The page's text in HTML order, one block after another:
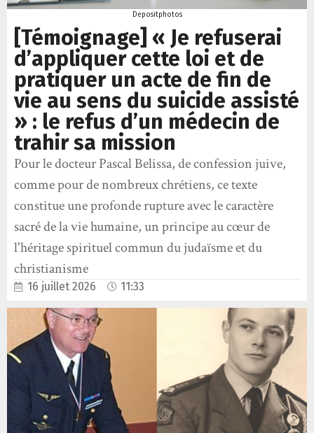
Depositphotos
[Témoignage] « Je refuserai
d’appliquer cette loi et de
pratiquer un acte de fin de
vie au sens du suicide assisté
» : le refus d’un médecin de
trahir sa mission
Pour le docteur Pascal Belissa, de confession juive,
comme pour de nombreux chrétiens, ce texte
constitue une profonde rupture avec le caractère
sacré de la vie humaine, un principe au cœur de
l'héritage spirituel commun du judaïsme et du
christianisme
16 juillet 2026 11:33